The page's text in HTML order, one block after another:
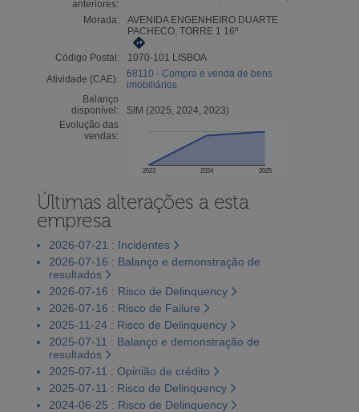
anteriores:
Morada:
AVENIDA ENGENHEIRO DUARTE
PACHECO, TORRE 1 16º
Código Postal:
1070-101 LISBOA
Atividade (CAE):
68110 - Compra e venda de bens
imobiliários
Balanço
disponível:
SIM (2025, 2024, 2023)
Evolução das
vendas:
2023 2024 2025
Últimas alterações a esta
empresa
2026-07-21 : Incidentes
2026-07-16 : Balanço e demonstração de
resultados
2026-07-16 : Risco de Delinquency
2026-07-16 : Risco de Failure
2025-11-24 : Risco de Delinquency
2025-07-11 : Balanço e demonstração de
resultados
2025-07-11 : Opinião de crédito
2025-07-11 : Risco de Delinquency
2024-06-25 : Risco de Delinquency